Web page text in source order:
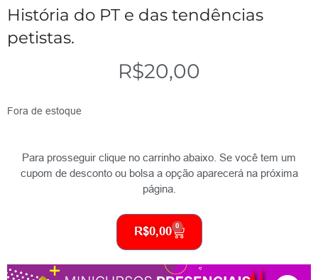
História do PT e das tendências
petistas.
R$20,00
Fora de estoque
Para prosseguir clique no carrinho abaixo. Se você tem um
cupom de desconto ou bolsa a opção aparecerá na próxima
página.
R$0,00 0